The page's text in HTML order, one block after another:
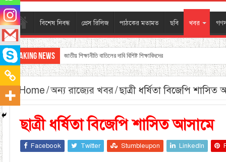
বিশেষ নিবন্ধ প্রেস রিলিজ পাঠকের মতামত ছবি খবর
Breaking News জাতীয় শিক্ষানীতি বাতিলের দাবি বিশিষ্ট শিক্ষাবিদদের
Home/অন্য রাজ্যের খবর/ছাত্রী ধর্ষিতা বিজেপি শাসিত
ছাত্রী ধর্ষিতা বিজেপি শাসিত আসামে
Facebook Twitter Stumbleupon LinkedIn